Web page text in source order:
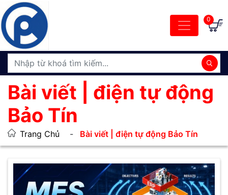
0
Bài viết | điện tự động
Bảo Tín
Trang Chủ Bài viết | điện tự động Bảo Tín